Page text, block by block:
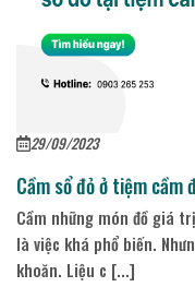
29/09/2023
Cầm sổ đỏ ở tiệm cầm
Cầm những món đồ giá
là việc khá phổ biến.
khoăn. Liệu c [...]